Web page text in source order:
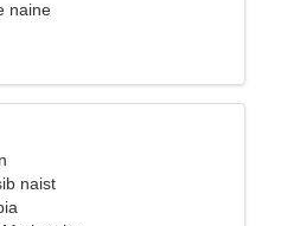
naine
naist